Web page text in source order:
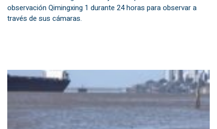
observación Qimingxing 1 durante 24 horas para observar a
través de sus cámaras.